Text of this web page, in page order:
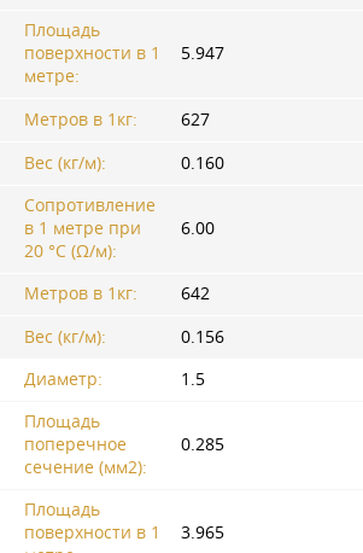
Площадь
поверхности в 1
метре:
5.947
Метров в 1кг:
627
Вес (кг/м):
0.160
Сопротивление
в 1 метре при
20 °C (Ω/м):
6.00
Метров в 1кг:
642
Вес (кг/м):
0.156
Диаметр:
1.5
Площадь
поперечное
сечение (мм2):
0.285
Площадь
поверхности в 1
3.965